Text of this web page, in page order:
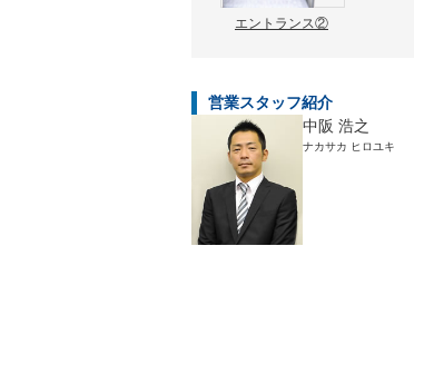
エントランス②
営業スタッフ紹介
中阪 浩之
ナカサカ ヒロユキ